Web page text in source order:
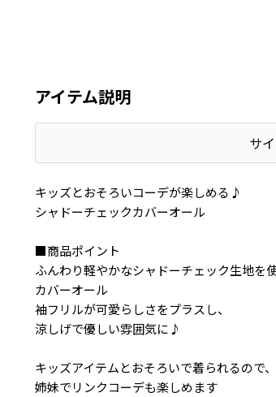
アイテム説明
サ
キッズとおそろいコーデが楽しめる♪
シャドーチェックカバーオール
■商品ポイント
ふんわり軽やかなシャドーチェック生地を
カバーオール
袖フリルが可愛らしさをプラスし、
涼しげで優しい雰囲気に♪
キッズアイテムとおそろいで着られるので、
姉妹でリンクコーデも楽しめます